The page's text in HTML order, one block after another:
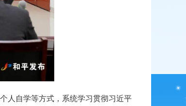
人自学等方式，系统学习贯彻习近平